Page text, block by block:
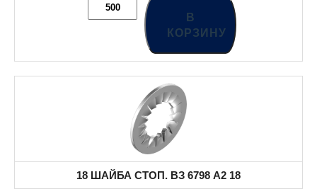
В
КОРЗИНУ
18 ШАЙБА СТОП. ВЗ 6798 A2 18